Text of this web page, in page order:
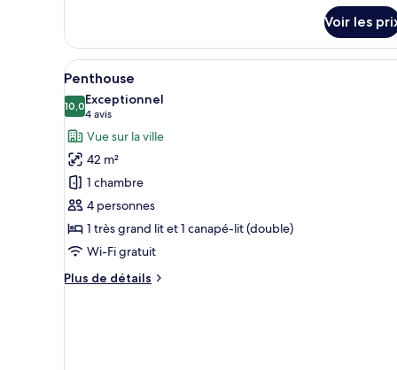
Room
Voir les
Afficher
toutes
les
photos
pour
ce
type
de
chambre :
Penthouse
Une chambre avec un puits
11
Penthouse
10,010,0 sur 10
Exceptionnel
4 avis
(4 avis)
Vue sur la ville
42 m²
1 chambre
4 personnes
1 très grand lit et 1 canapé-lit (double)
Wi-Fi gratuit
Plus de détails
Plus